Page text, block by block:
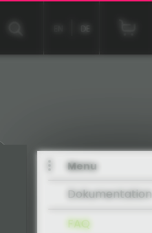
DE
Menu
Dokumentation
FAQ